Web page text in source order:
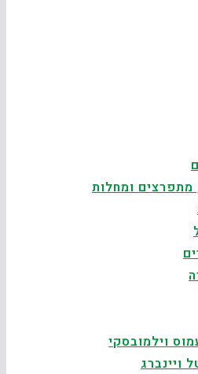
מתפרצים ומחלות
וילמובסקי
ויינברג